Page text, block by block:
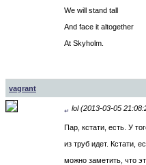
We will stand tall
And face it altogether
At Skyholm.
vagrant
↵ lol (2013-03-05
Пар, кстати, есть. У
из труб идет. Кстати,
можно заметить, что